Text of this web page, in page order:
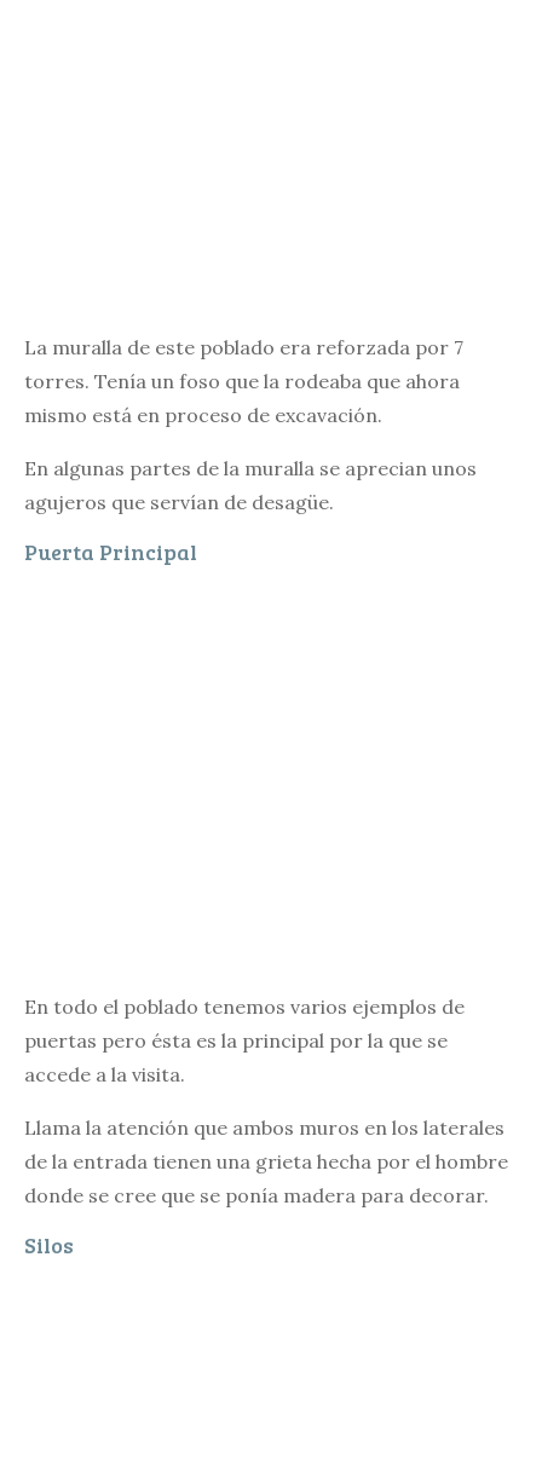
La muralla de este poblado era reforzada por 7
torres. Tenía un foso que la rodeaba que ahora
mismo está en proceso de excavación.
En algunas partes de la muralla se aprecian unos
agujeros que servían de desagüe.
Puerta Principal
En todo el poblado tenemos varios ejemplos de
puertas pero ésta es la principal por la que se
accede a la visita.
Llama la atención que ambos muros en los laterales
de la entrada tienen una grieta hecha por el hombre
donde se cree que se ponía madera para decorar.
Silos